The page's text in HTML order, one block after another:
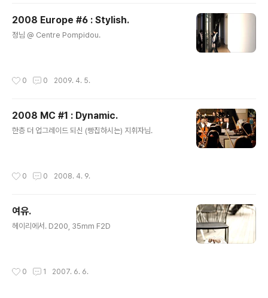
2008 Europe #6 : Stylish.
정님 @ Centre Pompidou.
0 0 2009. 4. 5.
2008 MC #1 : Dynamic.
한층 더 업그레이드 되신 (빵집하시는) 지휘자님.
0 0 2008. 4. 9.
여유.
헤이리에서. D200, 35mm F2D
0 1 2007. 6. 6.